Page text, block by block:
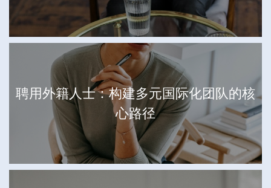
聘用外籍人士：构建多元国际化团队的核
心路径